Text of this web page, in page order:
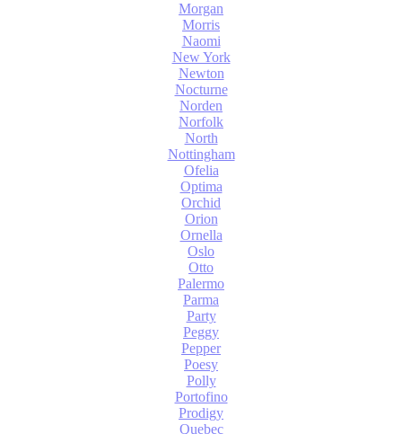
Morgan
Morris
Naomi
New York
Newton
Nocturne
Norden
Norfolk
North
Nottingham
Ofelia
Optima
Orchid
Orion
Ornella
Oslo
Otto
Palermo
Parma
Party
Peggy
Pepper
Poesy
Polly
Portofino
Prodigy
Quebec